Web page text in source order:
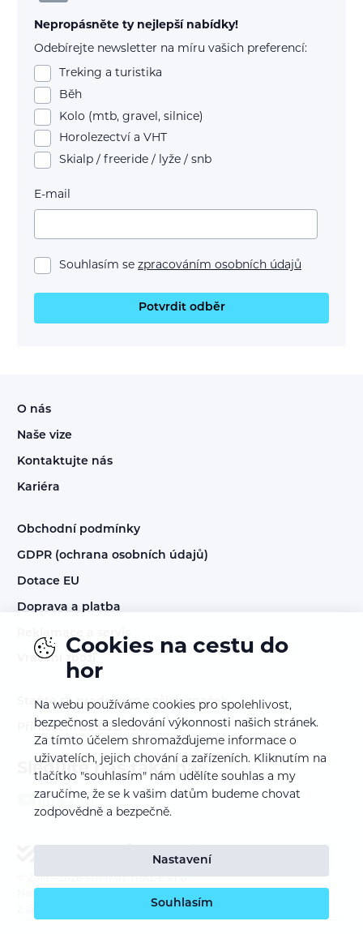
Nepropásněte ty nejlepší nabídky!
Odebírejte newsletter na míru vašich preferencí:
Treking a turistika
Běh
Kolo (mtb, gravel, silnice)
Horolezectví a VHT
Skialp / freeride / lyže / snb
E-mail
Souhlasím se zpracováním osobních údajů
Potvrdit odběr
O nás
Naše vize
Kontaktujte nás
Kariéra
Obchodní podmínky
GDPR (ochrana osobních údajů)
Dotace EU
Doprava a platba
Reklamace a servis
Vrácení zboží
Staňte se prodejcem našich značek
Přihlášení do B2B sekce
Sledujte nás také na:
© 2016 – 2026SUMMIT TRADE s.r.o.
Cookies na cestu do
hor
Na webu používáme cookies pro spolehlivost,
bezpečnost a sledování výkonnosti našich stránek.
Za tímto účelem shromažďujeme informace o
uživatelích, jejich chování a zařízeních. Kliknutím na
tlačítko "souhlasím" nám udělíte souhlas a my
zaručíme, že se k vašim datům budeme chovat
zodpovědně a bezpečně.
Nastavení
Souhlasím